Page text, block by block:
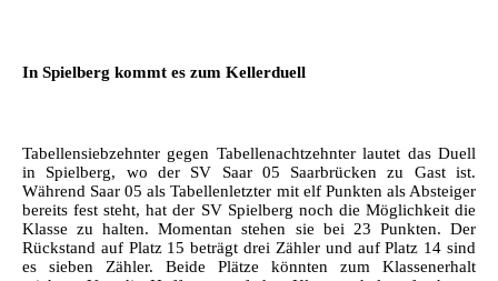
In Spielberg kommt es zum Kellerduell
Tabellensiebzehnter gegen Tabellenachtzehnter lautet das Duell
in Spielberg, wo der SV Saar 05 Saarbrücken zu Gast ist.
Während Saar 05 als Tabellenletzter mit elf Punkten als Absteiger
bereits fest steht, hat der SV Spielberg noch die Möglichkeit die
Klasse zu halten. Momentan stehen sie bei 23 Punkten. Der
Rückstand auf Platz 15 beträgt drei Zähler und auf Platz 14 sind
es sieben Zähler. Beide Plätze könnten zum Klassenerhalt